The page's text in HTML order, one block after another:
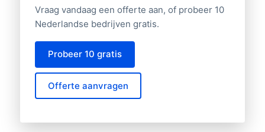
Vraag vandaag een offerte aan, of probeer 10
Nederlandse bedrijven gratis.
Probeer 10 gratis
Offerte aanvragen